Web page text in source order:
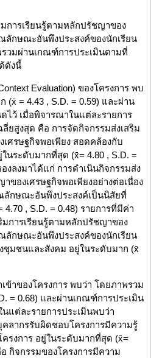
มการเรียนรู้ตามหลักปรัชญาของ
ลักษณะอันพึงประสงค์ของนักเรียน
รวมผ่านเกณฑ์การประเมินตามที่
ดังนี้
Evaluation) ของโครงการ พบ
(x̄ = 4.43 , S.D. = 0.59) และผ่าน
ไว้ เมื่อพิจารณาในแต่ละรายการ
ยสูงสุด คือ การจัดกิจกรรมส่งเสริม
ศรษฐกิจพอเพียง สอดคล้องกับ
นระดับมากที่สุด (x̄= 4.80 , S.D. =
งลงมาได้แก่ การดำเนินกิจกรรมส่ง
ของเศรษฐกิจพอเพียงอย่างต่อเนื่อง
กษณะอันพึงประสงค์เป็นนิสัยที่
, S.D. = 0.48) รายการที่มีค่า
มการเรียนรู้ตามหลักปรัชญาของ
ลักษณะอันพึงประสงค์ของนักเรียน
ชุมชนและสังคม อยู่ในระดับมาก (x̄
ข้าของโครงการ พบว่า โดยภาพรวม
= 0.68) และผ่านเกณฑ์การประเมิน
แต่ละรายการประเมินพบว่า
ลากรรับผิดชอบโครงการมีความรู้
ครงการ อยู่ในระดับมากที่สุด (x̄=
กิจกรรมของโครงการมีความ